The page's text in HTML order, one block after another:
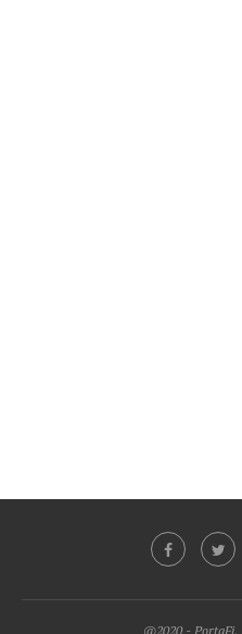
@2020 - PortaFi.